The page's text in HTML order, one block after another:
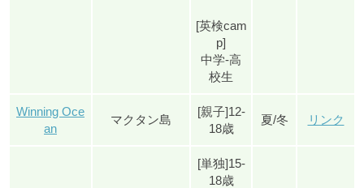
[英検cam
p]
中学-高
校生
Winning Oce
an
マクタン島
[親子]12-
18歳
夏/冬 リンク
[単独]15-
18歳